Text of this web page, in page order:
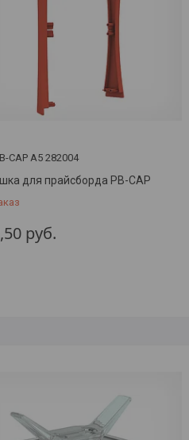
CAP A5 282004
для прайсборда PB-CAP
руб.